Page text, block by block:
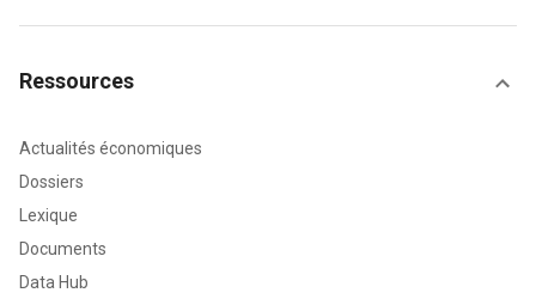
Ressources
Actualités économiques
Dossiers
Lexique
Documents
Data Hub